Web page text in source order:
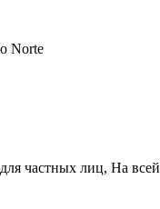
Norte
частных лиц, На